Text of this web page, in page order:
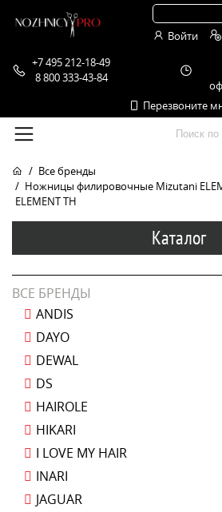
+7 495 212-18-49
8 800 333-43-84
Перезвоните
Войти
Все бренды
Ножницы филировочные Mizutani
ELEMENT TH
Каталог
ВСЕ БРЕНДЫ
ANDIS
DAYO
DEWAL
DS
HAIROLE
HIKARI
I LOVE MY HAIR
INARI
JAGUAR